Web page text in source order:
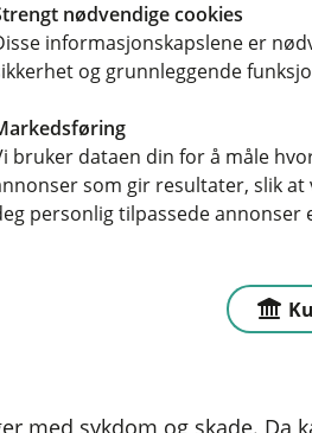
brukes til å betale for
gjeld. Eller kanskje
er ditt.
kan du kjøpe her.
ekstra økonomisk
offentlige ytelsene og vil
med sykdom og skade. Da
nødvendige cookies
informasjonskapslene er
og grunnleggende
bruker dataen din for å måle
som gir resultater, slik
personlig tilpassede annonser